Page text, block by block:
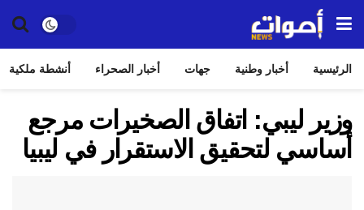
الرئيسية أخبار وطنية جهات أخبار الصحراء أنشطة ملكية
وزير ليبي: اتفاق الصخيرات مرجع
أساسي لتحقيق الاستقرار في ليبيا